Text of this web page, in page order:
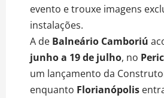
evento e trouxe imagens
instalações.
A de Balneário Camboriú
junho a 19 de julho, no
um lançamento da
enquanto Florianópolis